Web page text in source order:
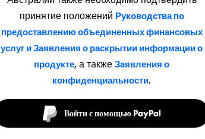
принятие положений Руководства по
предоставлению объединенных финансовых
услуг и Заявления о раскрытии информации о
продукте, а также Заявления о
конфиденциальности.
Войти с помощью PayPal